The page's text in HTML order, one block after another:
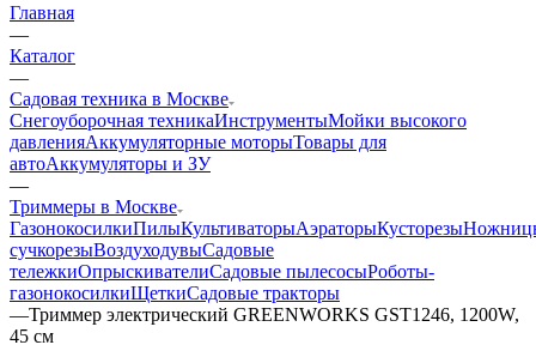
Главная
—
Каталог
—
Садовая техника в Москве
Снегоуборочная техникаИнструментыМойки высокого
давленияАккумуляторные моторыТовары для
автоАккумуляторы и ЗУ
—
Триммеры в Москве
ГазонокосилкиПилыКультиваторыАэраторыКусторезы
сучкорезыВоздуходувыСадовые
тележкиОпрыскивателиСадовые пылесосыРоботы-
газонокосилкиЩеткиСадовые тракторы
—Триммер электрический GREENWORKS GST1246, 1200W,
45 см